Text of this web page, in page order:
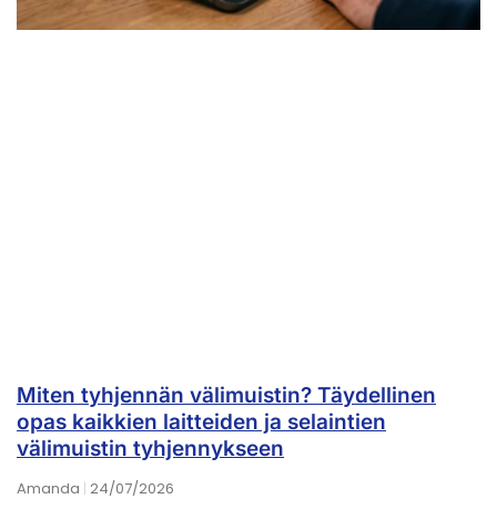
Miten tyhjennän välimuistin? Täydellinen
opas kaikkien laitteiden ja selaintien
välimuistin tyhjennykseen
Amanda 24/07/2026